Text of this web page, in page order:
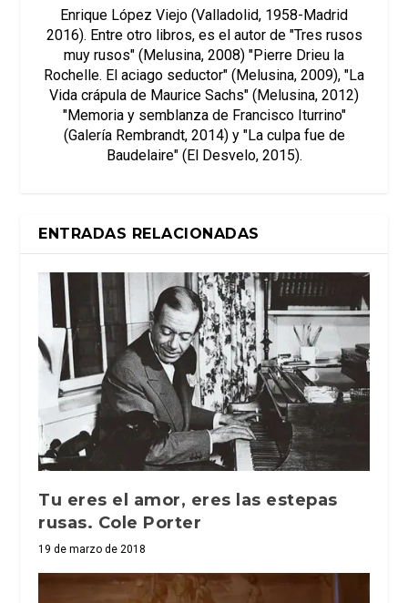
Enrique López Viejo (Valladolid, 1958-Madrid
2016). Entre otro libros, es el autor de "Tres rusos
muy rusos" (Melusina, 2008) "Pierre Drieu la
Rochelle. El aciago seductor" (Melusina, 2009), "La
Vida crápula de Maurice Sachs" (Melusina, 2012)
"Memoria y semblanza de Francisco Iturrino"
(Galería Rembrandt, 2014) y "La culpa fue de
Baudelaire" (El Desvelo, 2015).
ENTRADAS RELACIONADAS
Tu eres el amor, eres las estepas
rusas. Cole Porter
19 de marzo de 2018